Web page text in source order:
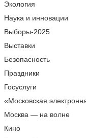
Экология
Наука и инновации
Выборы-2025
Выставки
Безопасность
Праздники
Госуслуги
«Московская
Москва — на волне
Кино